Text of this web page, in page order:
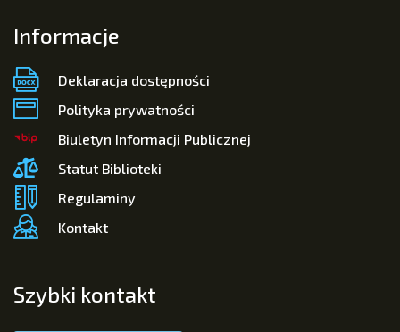
Informacje
Deklaracja dostępności
Polityka prywatności
Biuletyn Informacji Publicznej
Statut Biblioteki
Regulaminy
Kontakt
Szybki kontakt